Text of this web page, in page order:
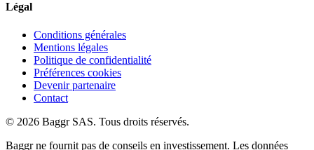
Légal
Conditions générales
Mentions légales
Politique de confidentialité
Préférences cookies
Devenir partenaire
Contact
© 2026 Baggr SAS. Tous droits réservés.
Baggr ne fournit pas de conseils en investissement. Les données